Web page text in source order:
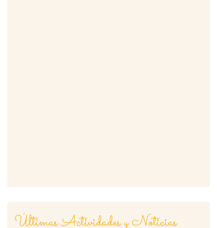
Últimas Actividades y Noticias